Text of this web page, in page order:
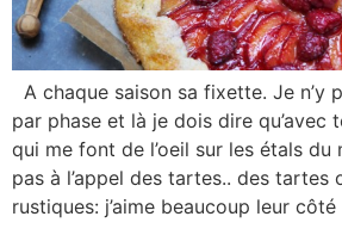
A chaque saison sa fixette. Je n’y
par phase et là je dois dire qu’avec
qui me font de l’oeil sur les étals du
pas à l’appel des tartes.. des tartes
rustiques: j’aime beaucoup leur